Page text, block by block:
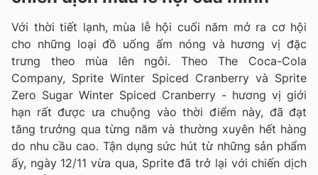
Với thời tiết lạnh, mùa lễ hội cuối năm mở ra cơ hội
cho những loại đồ uống ấm nóng và hương vị đặc
trưng theo mùa lên ngôi. Theo The Coca-Cola
Company, Sprite Winter Spiced Cranberry và Sprite
Zero Sugar Winter Spiced Cranberry - hương vị giới
hạn rất được ưa chuộng vào thời điểm này, đã đạt
tăng trưởng qua từng năm và thường xuyên hết hàng
do nhu cầu cao. Tận dụng sức hút từ những sản phẩm
ấy, ngày 12/11 vừa qua, Sprite đã trở lại với chiến dịch